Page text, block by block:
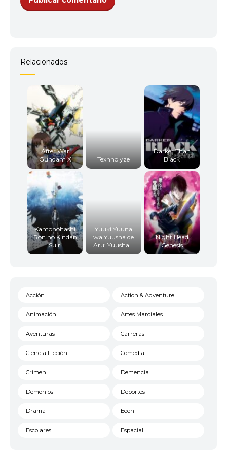
Relacionados
After War
Gundam X
Texhnolyze
Darker Than
Black
Kamonohashi
Ron no Kindan
Suiri
Yuuki Yuuna
wa Yuusha de
Aru: Yuusha...
Night Head
Genesis
Acción Action & Adventure
Animación Artes Marciales
Aventuras Carreras
Ciencia Ficción Comedia
Crimen Demencia
Demonios Deportes
Drama Ecchi
Escolares Espacial